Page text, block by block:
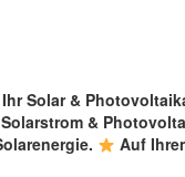
Solar &
&
Auf